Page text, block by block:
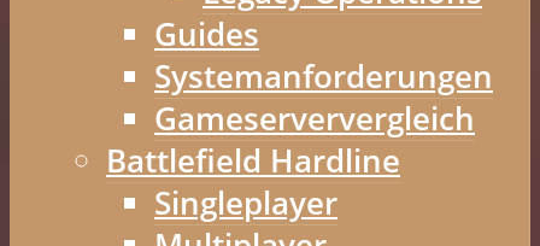
Guides
Systemanforderungen
Gameserververgleich
Battlefield Hardline
Singleplayer